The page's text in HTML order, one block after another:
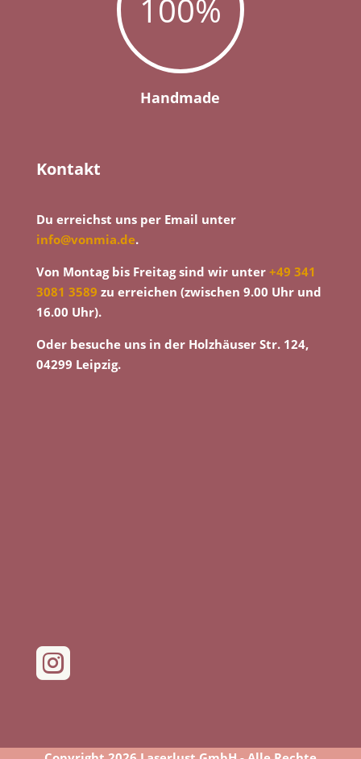
100%
Handmade
Kontakt
Du erreichst uns per Email unter
info@vonmia.de.
Von Montag bis Freitag sind wir unter +49 341
3081 3589 zu erreichen (zwischen 9.00 Uhr und
16.00 Uhr).
Oder besuche uns in der Holzhäuser Str. 124,
04299 Leipzig.
